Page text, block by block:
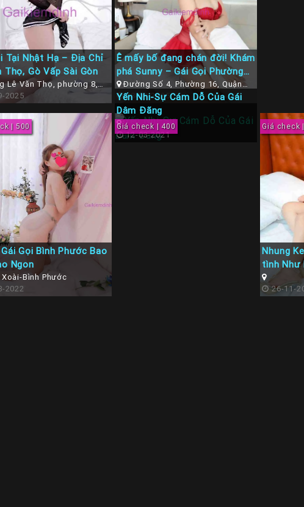
Tại Nhật Hạ – Địa Chỉ
Thọ, Gò Vấp Sài Gòn
Lê Văn Thọ, phường 8,
2025
Ê mấy bố đang chán đời! Khám
phá Sunny – Gái Gọi Phường
16 Gò Vấp Giá Rất Mềm
Đường Số 4, Phường 16, Quận
Gò Vấp, tphcm
08-09-2025
| 500
Gọi Bình Phước Bao
Ngon
Bình Phước
2022
Giá check | 400
Yến Nhi-Sự Cám Dỗ Của Gái
Dâm Đãng
12-03-2021
Giá check
Nhung
tình Như
26-11-